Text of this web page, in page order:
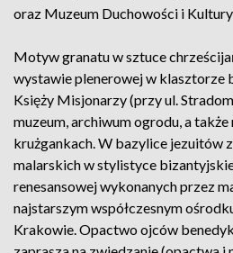
oraz Muzeum Duchowości i
Motyw granatu w sztuce
wystawie plenerowej w klasztorze
Księży Misjonarzy (przy ul.
muzeum, archiwum ogrodu, a
krużgankach. W bazylice jezuitów
malarskich w stylistyce
renesansowej wykonanych przez
najstarszym współczesnym
Krakowie. Opactwo ojców